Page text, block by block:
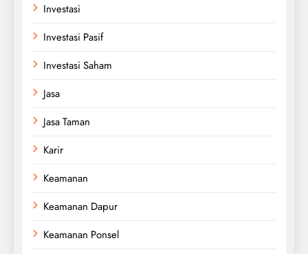
Investasi
Investasi Pasif
Investasi Saham
Jasa
Jasa Taman
Karir
Keamanan
Keamanan Dapur
Keamanan Ponsel